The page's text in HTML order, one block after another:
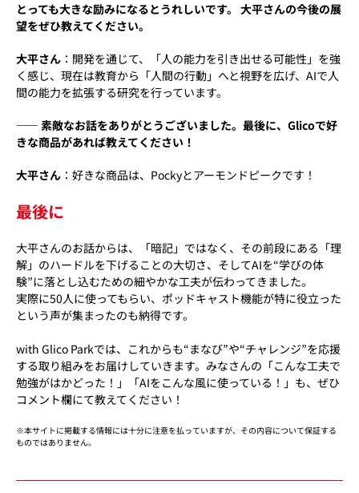
とっても大きな励みになるとうれしいです。 大平さんの今後の展
望をぜひ教えてください。
大平さん ：開発を通じて、「人の能力を引き出せる可能性」を強
く感じ、現在は教育から「人間の行動」へと視野を広げ、AIで人
間の能力を拡張する研究を行っています。
―― 素敵なお話をありがとうございました。最後に、Glicoで好
きな商品があれば教えてください！
大平さん ：好きな商品は、Pockyとアーモンドピークです！
最後に
大平さんのお話からは、「暗記」ではなく、その前段にある「理
解」のハードルを下げることの大切さ、そしてAIを“学びの体
験”に落とし込むための細やかな工夫が伝わってきました。
実際に50人に使ってもらい、ポッドキャスト機能が特に役立った
という声が集まったのも納得です。
with Glico Parkでは、これからも“まなび”や“チャレンジ”を応援
する取り組みをお届けしていきます。みなさんの「こんな工夫で
勉強がはかどった！」「AIをこんな風に使っている！」も、ぜひ
コメント欄にて教えてください！
※本サイトに掲載する情報には十分に注意を払っていますが、その内容について保証する
ものではありません。